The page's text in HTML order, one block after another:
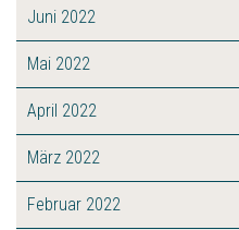
Juni 2022
Mai 2022
April 2022
März 2022
Februar 2022